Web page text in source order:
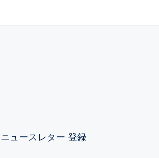
ニュースレター 登録